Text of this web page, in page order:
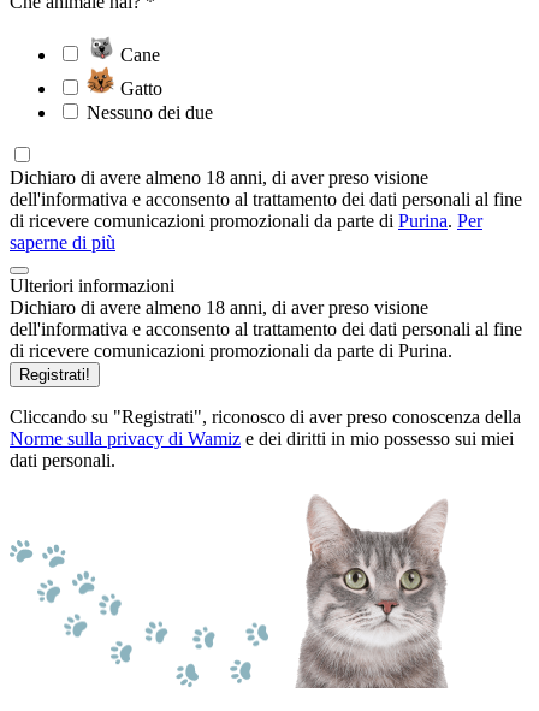
Cane
Gatto
Nessuno dei due
Dichiaro di avere almeno 18 anni, di aver preso visione
dell'informativa e acconsento al trattamento dei dati personali al fine
di ricevere comunicazioni promozionali da parte di Purina. Per
saperne di più
Ulteriori informazioni
Dichiaro di avere almeno 18 anni, di aver preso visione
dell'informativa e acconsento al trattamento dei dati personali al fine
di ricevere comunicazioni promozionali da parte di Purina.
Registrati!
Cliccando su "Registrati", riconosco di aver preso conoscenza della
Norme sulla privacy di Wamiz e dei diritti in mio possesso sui miei
dati personali.